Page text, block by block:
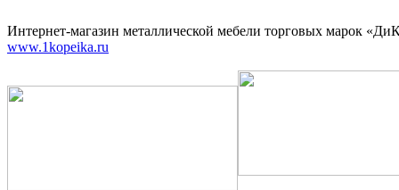
Интернет-магазин металлической мебели торговых марок
www.1kopeika.ru